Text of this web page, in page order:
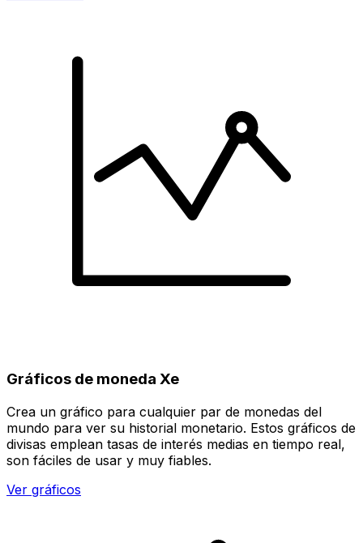
Gráficos de moneda Xe
Crea un gráfico para cualquier par de monedas del
mundo para ver su historial monetario. Estos gráficos de
divisas emplean tasas de interés medias en tiempo real,
son fáciles de usar y muy fiables.
Ver gráficos